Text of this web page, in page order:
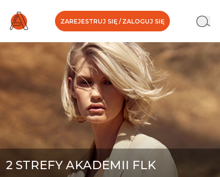
ZAREJESTRUJ SIĘ / ZALOGUJ SIĘ
2 STREFY AKADEMII FLK